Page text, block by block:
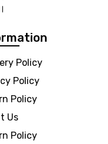
Policy
Policy
Policy
Us
Policy